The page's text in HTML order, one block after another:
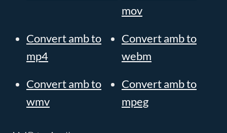
mov
Convert amb to
mp4
Convert amb to
webm
Convert amb to
wmv
Convert amb to
mpeg